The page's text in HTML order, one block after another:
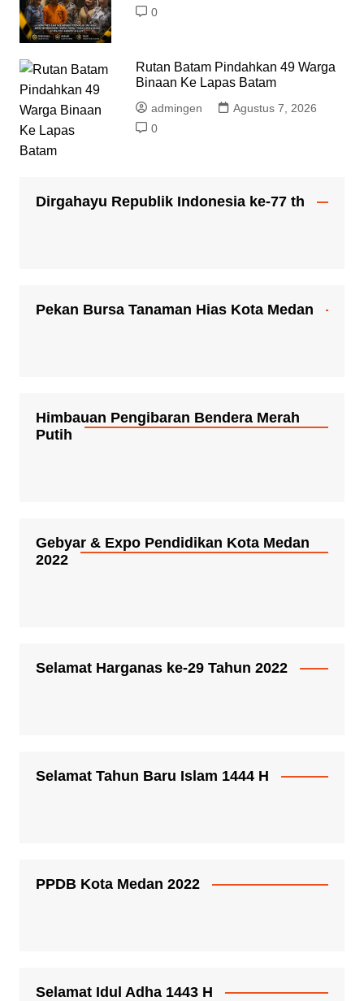
0
Rutan Batam Pindahkan 49 Warga
Binaan Ke Lapas Batam
admingen
Agustus 7, 2026
0
Dirgahayu Republik Indonesia ke-77 th
Pekan Bursa Tanaman Hias Kota Medan
Himbauan Pengibaran Bendera Merah
Putih
Gebyar & Expo Pendidikan Kota Medan
2022
Selamat Harganas ke-29 Tahun 2022
Selamat Tahun Baru Islam 1444 H
PPDB Kota Medan 2022
Selamat Idul Adha 1443 H